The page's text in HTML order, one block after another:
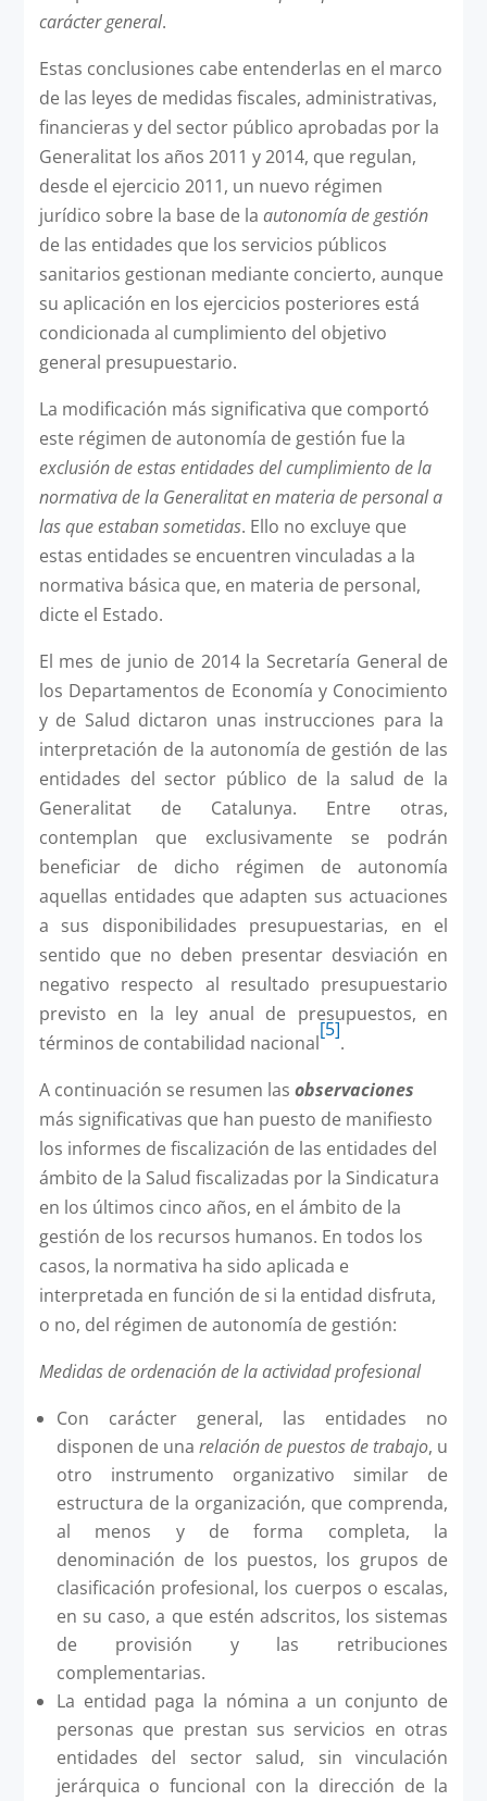
carácter general.
Estas conclusiones cabe entenderlas en el marco
de las leyes de medidas fiscales, administrativas,
financieras y del sector público aprobadas por la
Generalitat los años 2011 y 2014, que regulan,
desde el ejercicio 2011, un nuevo régimen
jurídico sobre la base de la autonomía de gestión
de las entidades que los servicios públicos
sanitarios gestionan mediante concierto, aunque
su aplicación en los ejercicios posteriores está
condicionada al cumplimiento del objetivo
general presupuestario.
La modificación más significativa que comportó
este régimen de autonomía de gestión fue la
exclusión de estas entidades del cumplimiento de la
normativa de la Generalitat en materia de per­sonal a
las que estaban sometidas. Ello no excluye que
estas entidades se encuentren vinculadas a la
normativa básica que, en materia de personal,
dicte el Estado.
El mes de junio de 2014 la Secretaría General de
los Departamentos de Economía y Conocimiento
y de Salud dictaron unas instrucciones para la
interpretación de la autonomía de gestión de las
entidades del sector público de la salud de la
Generalitat de Catalunya. Entre otras,
contemplan que exclusivamente se podrán
beneficiar de dicho régimen de autonomía
aquellas entidades que adapten sus actuaciones
a sus disponibilidades presupuestarias, en el
sentido que no deben presentar desviación en
negativo respecto al resultado presupuestario
previsto en la ley anual de presupuestos, en
términos de contabilidad nacional
[5]
.
A continuación se resumen las observaciones
más significativas que han puesto de manifiesto
los informes de fiscalización de las entidades del
ámbito de la Salud fiscalizadas por la Sindicatura
en los últimos cinco años, en el ámbito de la
gestión de los recursos humanos. En todos los
casos, la normativa ha sido aplicada e
interpretada en función de si la entidad disfruta,
o no, del régimen de autonomía de gestión:
Medidas de ordenación de la actividad profesional
Con carácter general, las entidades no
disponen de una relación de puestos de trabajo, u
otro instrumento organizativo similar de
estructura de la organización, que comprenda,
al menos y de forma completa, la
denominación de los puestos, los grupos de
clasificación profesional, los cuerpos o escalas,
en su caso, a que estén adscritos, los sistemas
de provisión y las retribuciones
complementarias.
La entidad paga la nómina a un conjunto de
personas que prestan sus servicios en otras
entidades del sector salud, sin vinculación
jerárquica o funcional con la dirección de la